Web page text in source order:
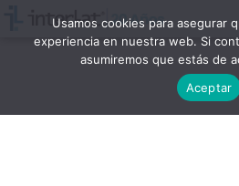
Usamos cookies para asegurar
experiencia en nuestra web. Si
asumiremos que estás de
Aceptar